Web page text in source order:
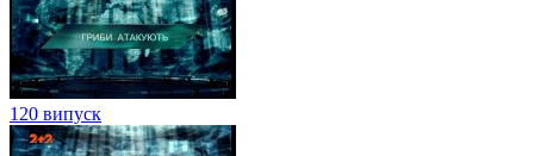
120 випуск